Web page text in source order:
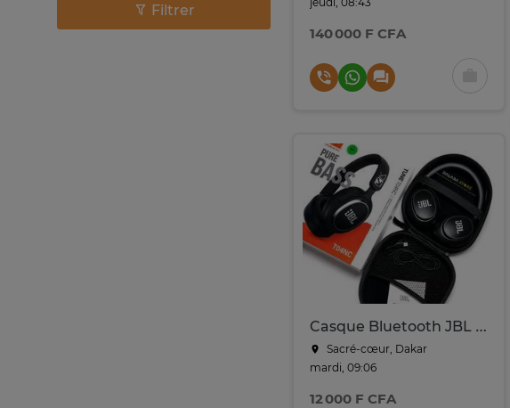
140 000 F CFA
Casque Bluetooth JBL Tune T04nc
Sacré-cœur, Dakar
mardi, 09:06
12 000 F CFA
Filtrer